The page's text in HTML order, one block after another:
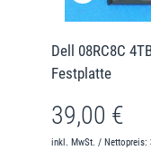
Dell 08RC8C
Festplatte
39,00 €
inkl. MwSt. / Nettopreis: